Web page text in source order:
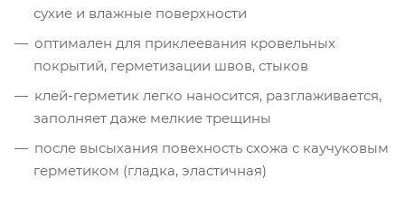
сухие и влажные поверхности
оптимален для приклеевания кровельных
покрытий, герметизации швов, стыков
клей-герметик легко наносится, разглаживается,
заполняет даже мелкие трещины
после высыхания повехность схожа с каучуковым
герметиком (гладка, эластичная)